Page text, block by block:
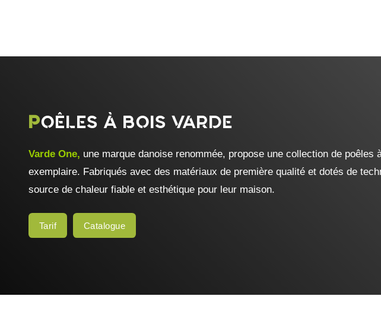
POÊLES À BOIS VARDE
Varde One, une marque danoise renommée, propose une collection de
exemplaire. Fabriqués avec des matériaux de première qualité et dotés de
source de chaleur fiable et esthétique pour leur maison.
Tarif Catalogue